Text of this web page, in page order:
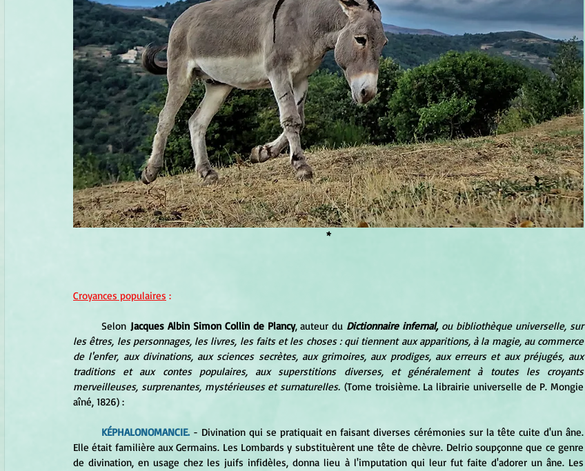
*
Croyances populaires :
Selon Jacques Albin Simon Collin de Plancy, auteur du Dictionnaire infernal, ou bibliothèque universelle, sur
les êtres, les personnages, les livres, les faits et les choses : qui tiennent aux apparitions, à la magie, au commerce
de l'enfer, aux divinations, aux sciences secrètes, aux grimoires, aux prodiges, aux erreurs et aux préjugés, aux
traditions et aux contes populaires, aux superstitions diverses, et généralement à toutes les croyants
merveilleuses, surprenantes, mystérieuses et surnaturelles. (Tome troisième. La librairie universelle de P. Mongie
aîné, 1826) :
KÉPHALONOMANCIE. - Divination qui se pratiquait en faisant diverses cérémonies sur la tête cuite d'un âne.
Elle était familière aux Germains. Les Lombards y substituèrent une tête de chèvre. Delrio soupçonne que ce genre
de divination, en usage chez les juifs infidèles, donna lieu à l'imputation qui leur fut faite d'adorer un âne. Les